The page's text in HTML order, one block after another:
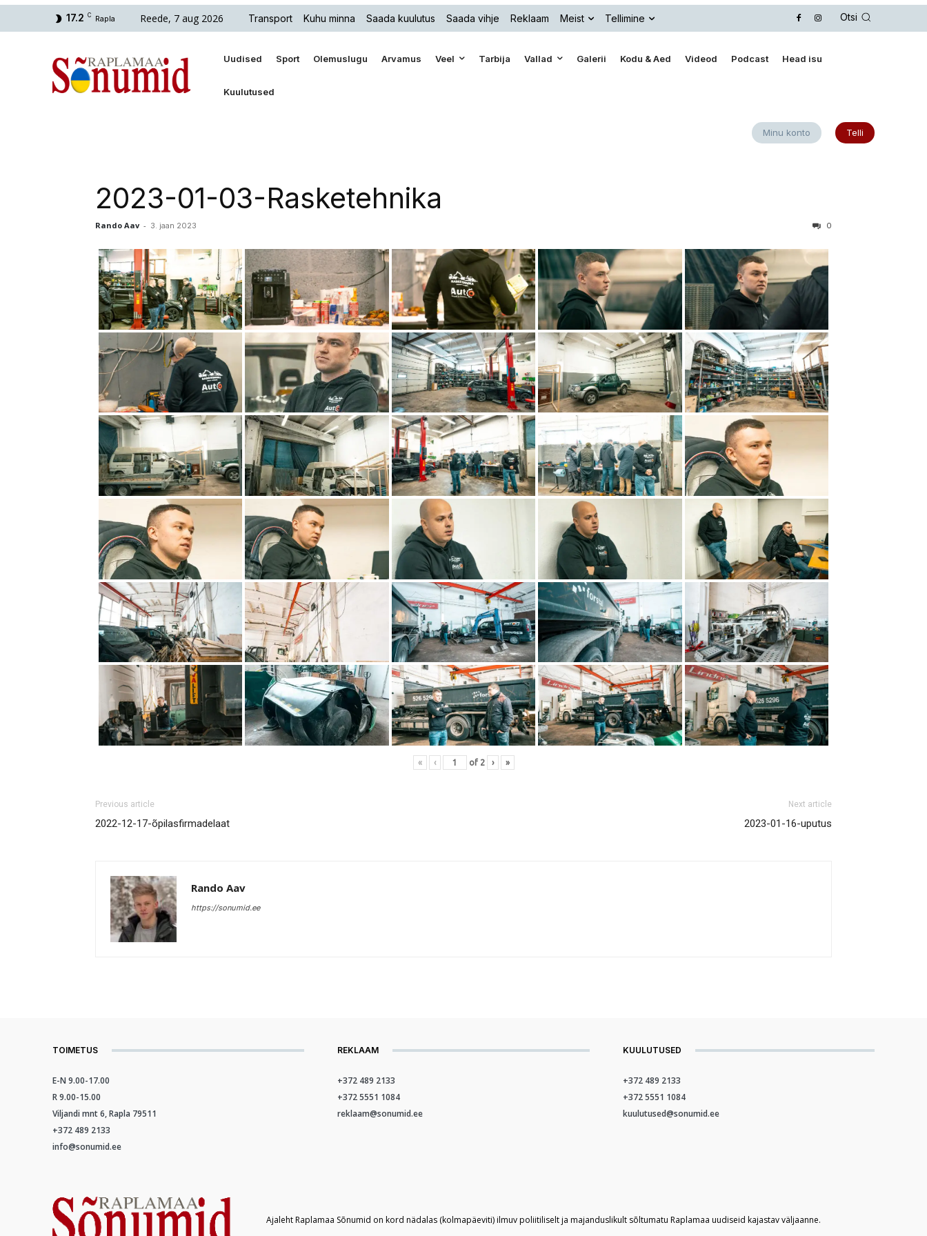
17.2 C Rapla Reede, 7 aug 2026 Transport Kuhu minna Saada kuulutus Saada vihje Reklaam Meist Tellimine Otsi
Uudised Sport Olemuslugu Arvamus Veel Tarbija Vallad Galerii Kodu & Aed Videod Podcast Head isu
Kuulutused
Minu konto Telli
2023-01-03-Rasketehnika
Rando Aav - 3. jaan 2023 0
« ‹ of 2 › »
Previous article
2022-12-17-õpilasfirmadelaat
Next article
2023-01-16-uputus
Rando Aav
https://sonumid.ee
TOIMETUS
E-N 9.00-17.00
R 9.00-15.00
Viljandi mnt 6, Rapla 79511
+372 489 2133
info@sonumid.ee
REKLAAM
+372 489 2133
+372 5551 1084
reklaam@sonumid.ee
KUULUTUSED
+372 489 2133
+372 5551 1084
kuulutused@sonumid.ee
Ajaleht Raplamaa Sõnumid on kord nädalas (kolmapäeviti) ilmuv poliitiliselt ja majanduslikult sõltumatu Raplamaa uudiseid kajastav väljaanne.